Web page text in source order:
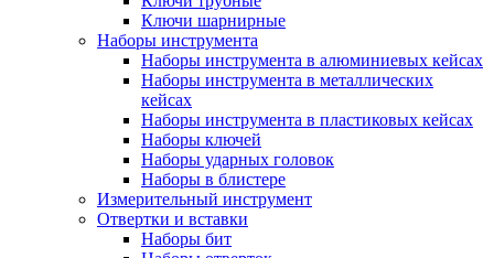
Ключи шарнирные
Наборы инструмента
Наборы инструмента в алюминиевых кейсах
Наборы инструмента в металлических
кейсах
Наборы инструмента в пластиковых кейсах
Наборы ключей
Наборы ударных головок
Наборы в блистере
Измерительный инструмент
Отвертки и вставки
Наборы бит